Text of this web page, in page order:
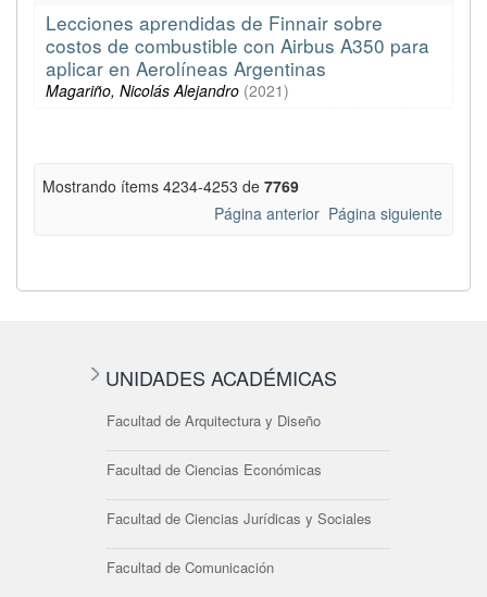
Lecciones aprendidas de Finnair sobre
costos de combustible con Airbus A350 para
aplicar en Aerolíneas Argentinas
Magariño, Nicolás Alejandro (2021)
Mostrando ítems 4234-4253 de 7769
Página anterior Página siguiente
UNIDADES ACADÉMICAS
Facultad de Arquitectura y Diseño
Facultad de Ciencias Económicas
Facultad de Ciencias Jurídicas y Sociales
Facultad de Comunicación